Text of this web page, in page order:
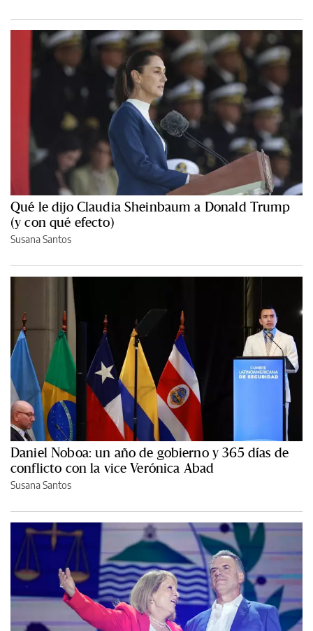
Qué le dijo Claudia Sheinbaum a Donald Trump
(y con qué efecto)
Susana Santos
Daniel Noboa: un año de gobierno y 365 días de
conflicto con la vice Verónica Abad
Susana Santos